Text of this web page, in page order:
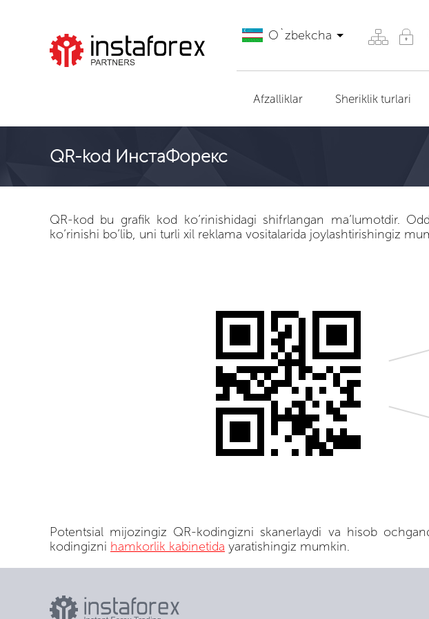
O`zbekcha
Afzalliklar Sheriklik turlari
QR-kod ИнстаФорекс
QR-kod bu grafik kod ko’rinishidagi shifrlangan ma’lumotdir.
ko’rinishi bo’lib, uni turli xil reklama vositalarida joylashtirishingiz
Potentsial mijozingiz QR-kodingizni skanerlaydi va hisob
kodingizni hamkorlik kabinetida yaratishingiz mumkin.